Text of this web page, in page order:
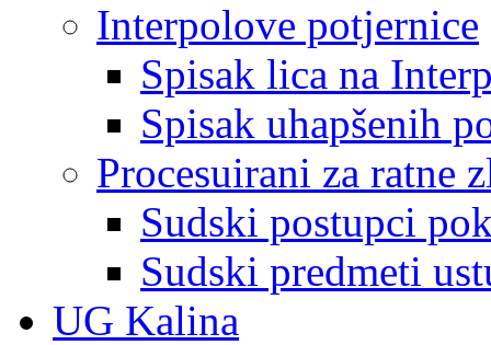
Interpolove potjernice
Spisak lica na
Spisak uhapšenih
Procesuirani za ratne
Sudski postupci
Sudski predmeti
UG Kalina